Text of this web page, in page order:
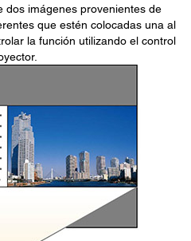
dos imágenes provenientes de
que estén colocadas una al
la función utilizando el control